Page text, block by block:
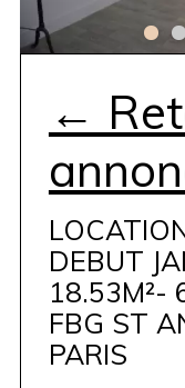
←
DEBUT
18.53M²-
FBG ST
PARIS